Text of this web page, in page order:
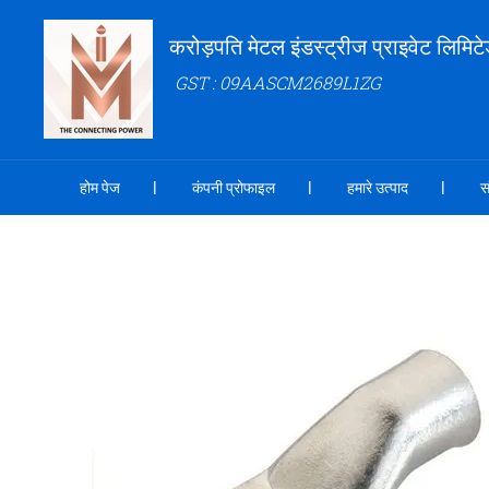
करोड़पति मेटल इंडस्ट्रीज प्राइवेट
GST : 09AASCM2689L1ZG
होम पेज कंपनी प्रोफाइल हमारे उत्पाद